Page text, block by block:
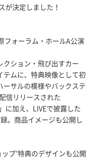
が決定しました！
フォーラム・ホールA公演
クション・飛び出すカー
テムに、特典映像として初
ーサルの模様やバックステ
信リリースされた
に加え、LIVEで披露した
。商品イメージも公開し
ップ’特典のデザインも公開